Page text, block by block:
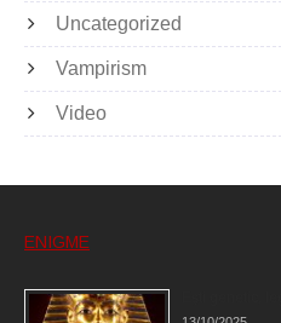
Uncategorized
Vampirism
Video
ENIGME